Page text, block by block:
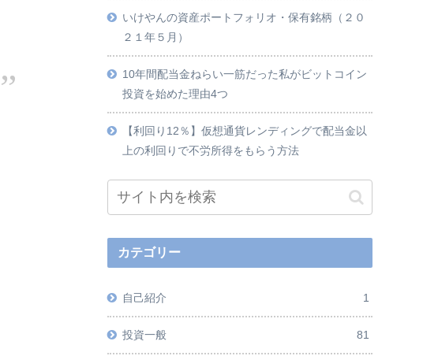
いけやんの資産ポートフォリオ・保有銘柄（２０
２１年５月）
10年間配当金ねらい一筋だった私がビットコイン
投資を始めた理由4つ
【利回り12％】仮想通貨レンディングで配当金以
上の利回りで不労所得をもらう方法
カテゴリー
自己紹介 1
投資一般 81